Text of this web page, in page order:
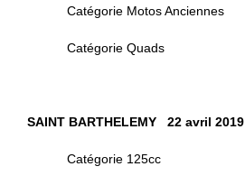
Catégorie Motos Anciennes
Catégorie Quads
SAINT BARTHELEMY 22 avril 2019
Catégorie 125cc